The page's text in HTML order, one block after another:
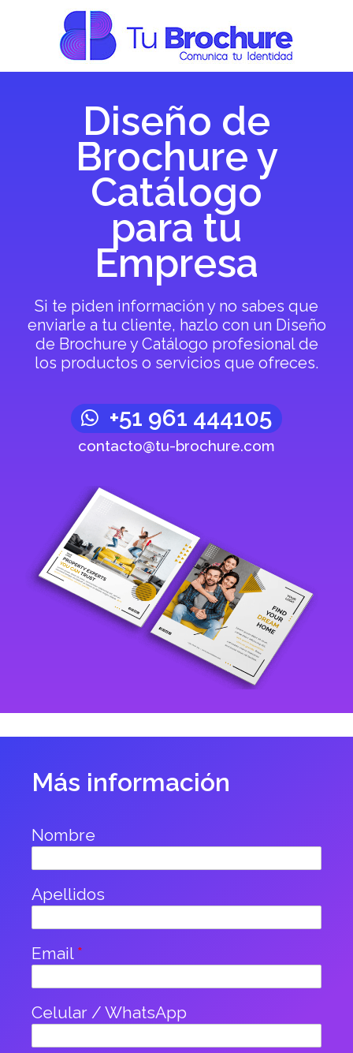
Diseño de
Brochure y
Catálogo
para tu
Empresa
Si te piden información y no sabes que
enviarle a tu cliente, hazlo con un Diseño
de Brochure y Catálogo profesional de
los productos o servicios que ofreces.
+51 961 444105
contacto@tu-brochure.com
Más información
Nombre
Apellidos
Email *
Celular / WhatsApp